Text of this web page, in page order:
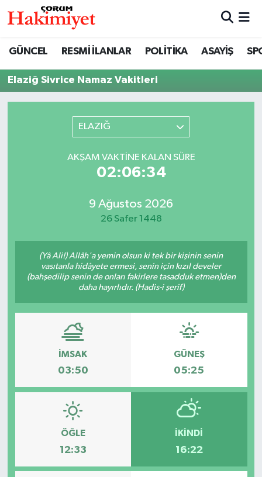
GÜNCEL RESMİ İLANLAR POLİTİKA ASAYİŞ
Elaziğ Sivrice Namaz Vakitleri
ELAZIĞ
AKŞAM VAKTINE KALAN SÜRE
02:06:34
9 Ağustos 2026
26 Safer 1448
(Yâ Ali!) Allâh'a yemin olsun ki tek bir kişinin senin
vasıtanla hidâyete ermesi, senin için kızıl develer
(bahşedilip senin de onları fakirlere tasadduk etmen)den
daha hayırlıdır. (Hadis-i şerif)
İMSAK
03:50
GÜNEŞ
05:25
ÖĞLE
12:33
İKINDI
16:22
POLİTİKA
SAĞLIK
EKONOMİ
EĞİTİM
İLÇELER
OTOPARK
TEKNOLOJİ
Nöbetçi Eczaneler
Hava Durumu
Çorum Namaz Vakitleri
Süper Lig Puan Durumu ve Fikstür
Son Dakika Haberleri
Haber Arşivi